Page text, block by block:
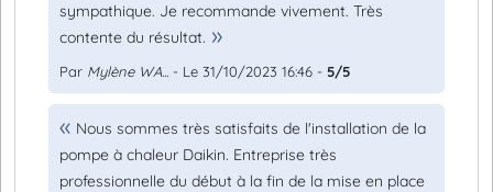
sympathique. Je recommande vivement. Très
contente du résultat.
Par Mylène WA... - Le 31/10/2023 16:46 - 5/5
Nous sommes très satisfaits de l'installation de la
pompe à chaleur Daikin. Entreprise très
professionnelle du début à la fin de la mise en place